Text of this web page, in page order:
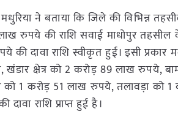
ने बताया कि जिले की विभिन्न
रुपये की राशि सवाई माधोपुर तहसील
की दावा राशि स्वीकृत हुई। इसी प्रकार
क्षेत्र को 2 करोड़ 89 लाख रुपये,
1 करोड़ 51 लाख रुपये, तलावड़ा को 1
राशि प्राप्त हुई है।